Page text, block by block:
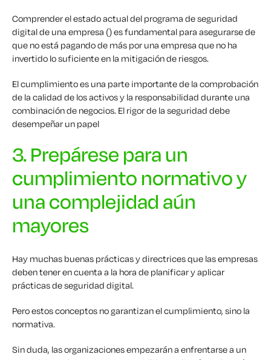
Comprender el estado actual del programa de seguridad
digital de una empresa () es fundamental para asegurarse de
que no está pagando de más por una empresa que no ha
invertido lo suficiente en la mitigación de riesgos.
El cumplimiento es una parte importante de la comprobación
de la calidad de los activos y la responsabilidad durante una
combinación de negocios. El rigor de la seguridad debe
desempeñar un papel
3. Prepárese para un
cumplimiento normativo y
una complejidad aún
mayores
Hay muchas buenas prácticas y directrices que las empresas
deben tener en cuenta a la hora de planificar y aplicar
prácticas de seguridad digital.
Pero estos conceptos no garantizan el cumplimiento, sino la
normativa.
Sin duda, las organizaciones empezarán a enfrentarse a un